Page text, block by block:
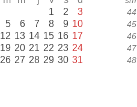
1 2 3
5 6 7 8 9 10
12 13 14 15 16 17
19 20 21 22 23 24
26 27 28 29 30 31
44
45
46
47
48